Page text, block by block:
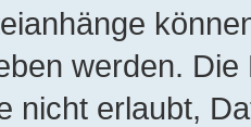
werden.
nicht erlaubt,